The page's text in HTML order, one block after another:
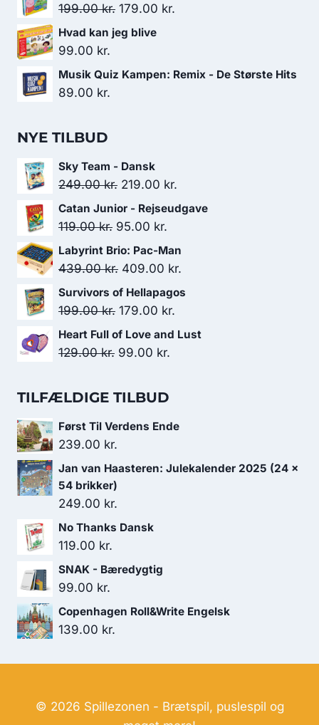
199.00kr. Den
oprindelige
199.00 kr..
179.00 kr.
Hvad kan jeg blive
99.00 kr.
Musik Quiz Kampen: Remix - De Største Hits
89.00 kr.
NYE TILBUD
Sky Team - Dansk
249.00kr. Den
oprindelige
pris
249.00 kr..
219.00 kr.
aktuelle
Catan Junior - Rejseudgave
119.00kr. Den
oprindelige
pris
119.00 kr..
95.00 kr.
aktuelle
pris
95.00 kr..
Labyrint Brio: Pac-Man
439.00kr. Den
oprindelige
pris
439.00 kr..
409.00 kr.
aktuelle
Survivors of Hellapagos
199.00kr. Den
oprindelige
pris
179.00 kr.
aktuelle
Heart Full of Love and Lust
129.00kr. Den
pris
129.00 kr..
99.00 kr.
99.00 kr..
TILFÆLDIGE TILBUD
Først Til Verdens Ende
239.00 kr.
Jan van Haasteren: Julekalender 2025 (24 x
54 brikker)
249.00 kr.
No Thanks Dansk
119.00 kr.
SNAK - Bæredygtig
99.00 kr.
Copenhagen Roll&Write Engelsk
139.00 kr.
© 2026 Spillezonen - Brætspil, puslespil og